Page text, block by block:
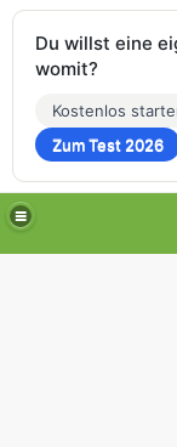
Du willst eine
womit?
Kostenlos
Zum Test 2026